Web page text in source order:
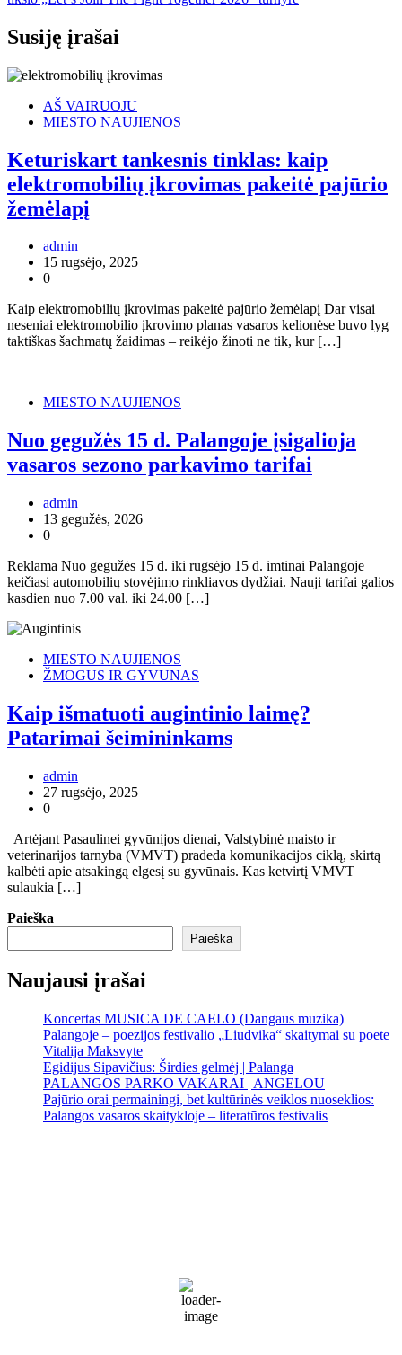
Susiję įrašai
AŠ VAIRUOJU
MIESTO NAUJIENOS
Keturiskart tankesnis tinklas: kaip
elektromobilių įkrovimas pakeitė pajūrio
žemėlapį
admin
15 rugsėjo, 2025
0
Kaip elektromobilių įkrovimas pakeitė pajūrio žemėlapį Dar visai
neseniai elektromobilio įkrovimo planas vasaros kelionėse buvo lyg
taktiškas šachmatų žaidimas – reikėjo žinoti ne tik, kur […]
MIESTO NAUJIENOS
Nuo gegužės 15 d. Palangoje įsigalioja
vasaros sezono parkavimo tarifai
admin
13 gegužės, 2026
0
Reklama Nuo gegužės 15 d. iki rugsėjo 15 d. imtinai Palangoje
keičiasi automobilių stovėjimo rinkliavos dydžiai. Nauji tarifai galios
kasdien nuo 7.00 val. iki 24.00 […]
MIESTO NAUJIENOS
ŽMOGUS IR GYVŪNAS
Kaip išmatuoti augintinio laimę?
Patarimai šeimininkams
admin
27 rugsėjo, 2025
0
Artėjant Pasaulinei gyvūnijos dienai, Valstybinė maisto ir
veterinarijos tarnyba (VMVT) pradeda komunikacijos ciklą, skirtą
kalbėti apie atsakingą elgesį su gyvūnais. Kas ketvirtį VMVT
sulaukia […]
Paieška
Paieška
Naujausi įrašai
Koncertas MUSICA DE CAELO (Dangaus muzika)
Palangoje – poezijos festivalio „Liudvika“ skaitymai su poete
Vitalija Maksvyte
Egidijus Sipavičius: Širdies gelmėj | Palanga
PALANGOS PARKO VAKARAI | ANGELOU
Pajūrio orai permainingi, bet kultūrinės veiklos nuoseklios:
Palangos vasaros skaitykloje – literatūros festivalis
79 %